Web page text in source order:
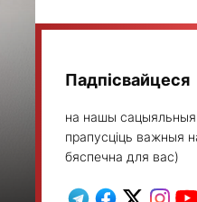
Падпісвайцеся
на нашы сацыяльныя
прапусціць важныя
бяспечна для вас)